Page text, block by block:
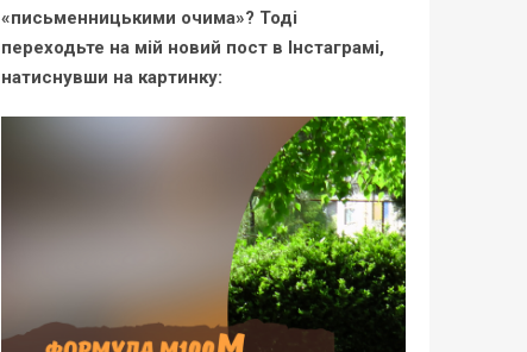
«письменницькими очима»? Тоді
переходьте на мій новий пост в Інстаграмі,
натиснувши на картинку: